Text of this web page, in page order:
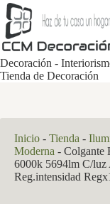
Saltar
al
contenido
Decoración -
Tienda de Decoración
Inicio - Tienda -
Moderna - Colgante
6000k 5694lm C/luz
Reg.intensidad